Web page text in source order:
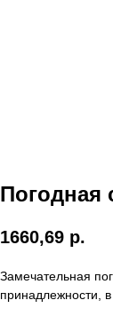
Погодная
1660,69 р.
Замечательная
принадлежности,